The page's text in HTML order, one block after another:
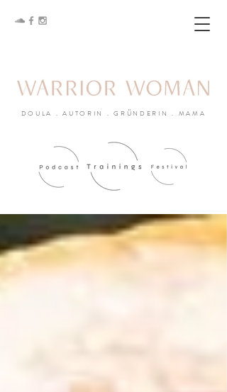
DOULA . AUTORIN . GRÜNDERIN . MAMA